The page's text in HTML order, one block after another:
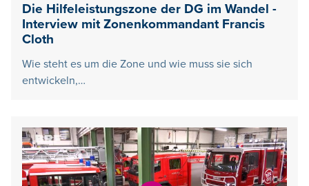
Die Hilfeleistungszone der DG im Wandel -
Interview mit Zonenkommandant Francis
Cloth
Wie steht es um die Zone und wie muss sie sich
entwickeln,…